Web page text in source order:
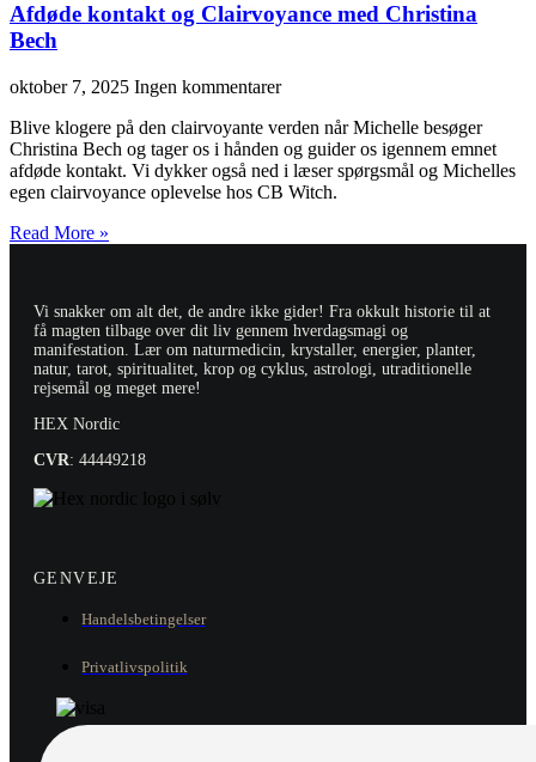
Afdøde kontakt og Clairvoyance med Christina
Bech
oktober 7, 2025 Ingen kommentarer
Blive klogere på den clairvoyante verden når Michelle besøger
Christina Bech og tager os i hånden og guider os igennem emnet
afdøde kontakt. Vi dykker også ned i læser spørgsmål og Michelles
egen clairvoyance oplevelse hos CB Witch.
Read More »
Vi snakker om alt det, de andre ikke gider! Fra okkult historie til at
få magten tilbage over dit liv gennem hverdagsmagi og
manifestation. Lær om naturmedicin, krystaller, energier, planter,
natur, tarot, spiritualitet, krop og cyklus, astrologi, utraditionelle
rejsemål og meget mere!
HEX Nordic
CVR: 44449218
GENVEJE
Handelsbetingelser
Privatlivspolitik